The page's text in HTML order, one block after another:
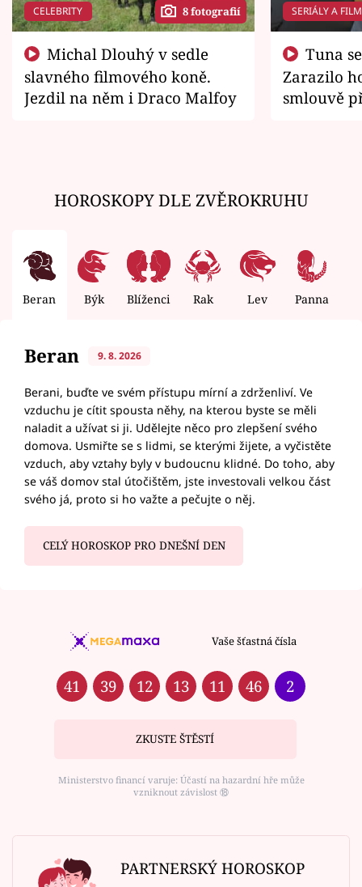
CELEBRITY 8 fotografií
slavného filmového koně.
Jezdil na něm i Draco Malfoy
SERIÁLY A
Zarazilo
smlouvě
HOROSKOPY DLE ZVĚROKRUHU
Beran Býk Blíženci Rak Lev Panna
Beran 9. 8. 2026
Berani, buďte ve svém přístupu mírní a zdrženliví. Ve
vzduchu je cítit spousta něhy, na kterou byste se měli
naladit a užívat si ji. Udělejte něco pro zlepšení svého
domova. Usmiřte se s lidmi, se kterými žijete, a vyčistěte
vzduch, aby vztahy byly v budoucnu klidné. Do toho, aby
se váš domov stal útočištěm, jste investovali velkou část
svého já, proto si ho važte a pečujte o něj.
CELÝ HOROSKOP PRO DNEŠNÍ DEN
Vaše šťastná čísla
41 39 12 13 11 46 2
ZKUSTE ŠTĚSTÍ
Ministerstvo financí varuje: Účastí na hazardní hře může
vzniknout závislost ⑱
PARTNERSKÝ HOROSKOP